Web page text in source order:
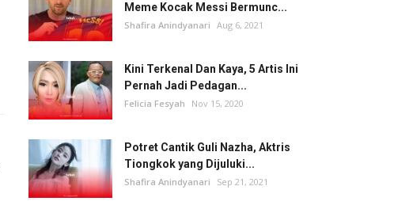
Meme Kocak Messi Bermunc...
Shafira Anindyanari Aug 6, 2021
Kini Terkenal Dan Kaya, 5 Artis Ini
Pernah Jadi Pedagan...
Felicia Fesyah Nov 15, 2020
Potret Cantik Guli Nazha, Aktris
Tiongkok yang Dijuluki...
Shafira Anindyanari Sep 21, 2021